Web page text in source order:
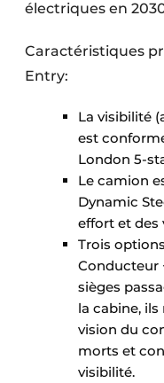
électriques en
Caractéristiques
Entry:
La visibilité
est
London 5-
Le camion
Dynamic
effort et des
Trois
Conducteur
sièges
la cabine,
vision du
morts et
visibilité.